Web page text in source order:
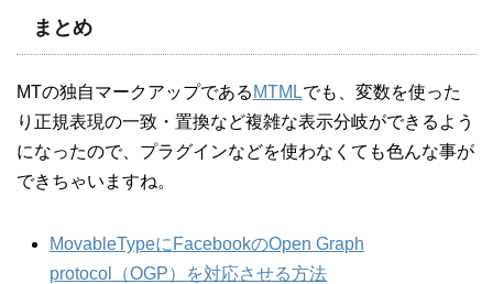
まとめ
MTの独自マークアップである MTMLでも、変数を使った
り正規表現の一致・置換など複雑な表示分岐ができるよう
になったので、プラグインなどを使わなくても色んな事が
できちゃいますね。
MovableTypeにFacebookのOpen Graph
protocol（OGP）を対応させる方法